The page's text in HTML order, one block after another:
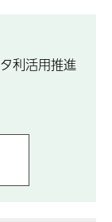
利活用推進